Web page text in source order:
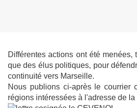
Différentes actions ont été menées,
que des élus politiques, pour
continuité vers Marseille.
Nous publions ci-après le courrier
régions intéressées à l'adresse de